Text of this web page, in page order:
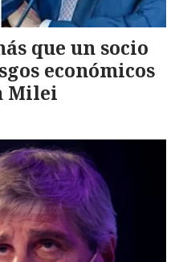
que un socio
económicos
Milei